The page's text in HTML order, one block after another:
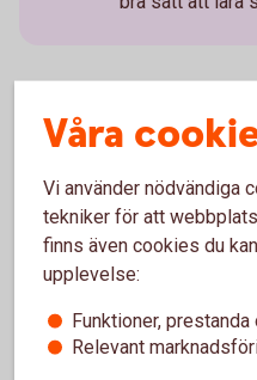
7 tips till dig
Kom
Kom överens om
pengarna ska räcka
göra en
Våra
Vi använder nödvändiga
tekniker för att
finns även cookies du
upplevelse:
Funktioner,
Relevant